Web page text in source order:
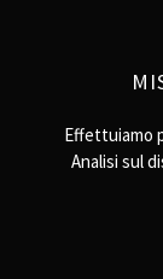
Effettuiamo
Analisi sul